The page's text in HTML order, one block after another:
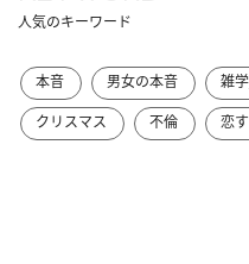
人気のキーワード
本音 男女の本音 雑
クリスマス
不倫 恋